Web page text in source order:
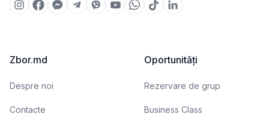
Zbor.md
Despre noi
Contacte
Oportunități
Rezervare de grup
Business Class